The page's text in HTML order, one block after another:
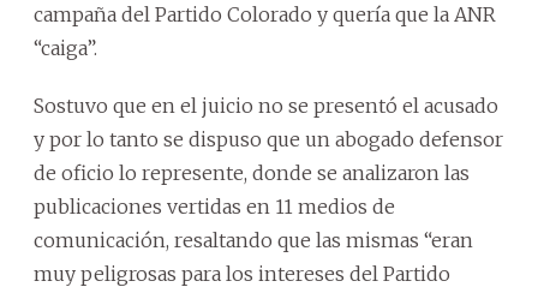
campaña del Partido Colorado y quería que la ANR
“caiga”.
Sostuvo que en el juicio no se presentó el acusado
y por lo tanto se dispuso que un abogado defensor
de oficio lo represente, donde se analizaron las
publicaciones vertidas en 11 medios de
comunicación, resaltando que las mismas “eran
muy peligrosas para los intereses del Partido